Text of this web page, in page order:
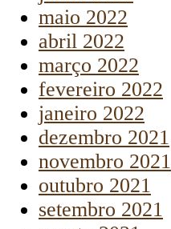
maio 2022
abril 2022
março 2022
fevereiro 2022
janeiro 2022
dezembro 2021
novembro 2021
outubro 2021
setembro 2021